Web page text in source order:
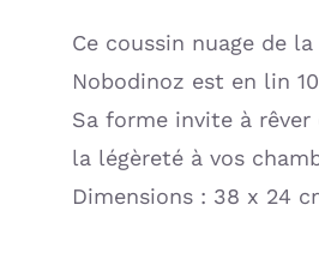
Ce coussin nuage de
Nobodinoz est en lin
Sa forme invite à
la légèreté à vos
Dimensions : 38 x 24